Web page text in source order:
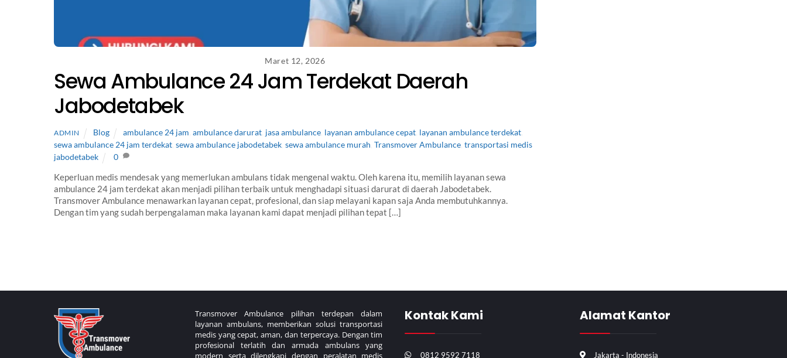
Maret 12, 2026
Sewa Ambulance 24 Jam Terdekat Daerah
Jabodetabek
ADMIN Blog ambulance 24 jam ,ambulance darurat jasa ambulance layanan ambulance cepat layanan ambulance terdekat
sewa ambulance 24 jam terdekat sewa ambulance jabodetabek sewa ambulance murah Transmover Ambulance transportasi medis
jabodetabek
0
Keperluan medis mendesak yang memerlukan ambulans tidak mengenal waktu. Oleh karena itu, memilih layanan sewa
ambulance 24 jam terdekat akan menjadi pilihan terbaik untuk menghadapi situasi darurat di daerah Jabodetabek.
Transmover Ambulance menawarkan layanan cepat, profesional, dan siap melayani kapan saja Anda membutuhkannya.
Dengan tim yang sudah berpengalaman maka layanan kami dapat menjadi pilihan tepat […]
Transmover Ambulance pilihan terdepan dalam
layanan ambulans, memberikan solusi transportasi
medis yang cepat, aman, dan terpercaya. Dengan tim
profesional terlatih dan armada ambulans yang
modern serta dilengkapi dengan peralatan medis
Kontak Kami
0812 9592 7118
Alamat Kantor
Jakarta - Indonesia